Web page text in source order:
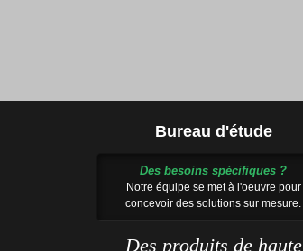
Bureau d'étude
Des besoins spécifiques ?
Notre équipe se met à l'oeuvre pour
concevoir des solutions sur mesure.
Des produits de haute